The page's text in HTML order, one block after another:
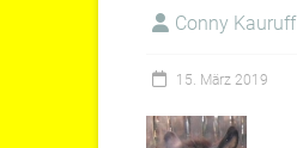
Conny Kauruff
15. März 2019